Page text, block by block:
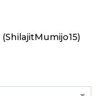
(ShilajitMumіjo15)